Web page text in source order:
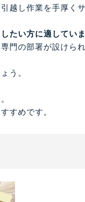
越し作業を手厚く
たい方に適していま
門の部署が設けら
う。
すめです。